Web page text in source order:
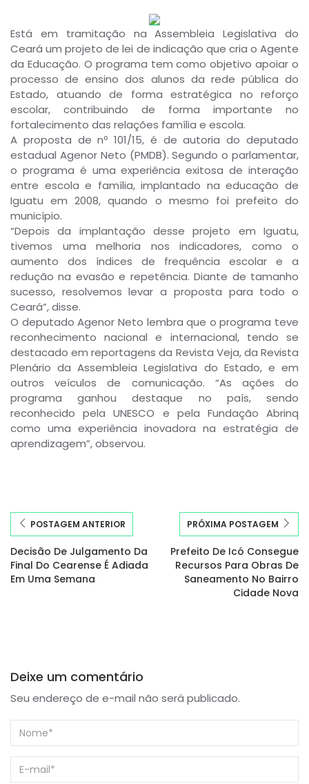
Está em tramitação na Assembleia Legislativa do
Ceará um projeto de lei de indicação que cria o Agente
da Educação. O programa tem como objetivo apoiar o
processo de ensino dos alunos da rede pública do
Estado, atuando de forma estratégica no reforço
escolar, contribuindo de forma importante no
fortalecimento das relações família e escola.
A proposta de nº 101/15, é de autoria do deputado
estadual Agenor Neto (PMDB). Segundo o parlamentar,
o programa é uma experiência exitosa de interação
entre escola e família, implantado na educação de
Iguatu em 2008, quando o mesmo foi prefeito do
município.
“Depois da implantação desse projeto em Iguatu,
tivemos uma melhoria nos indicadores, como o
aumento dos índices de frequência escolar e a
redução na evasão e repetência. Diante de tamanho
sucesso, resolvemos levar a proposta para todo o
Ceará”, disse.
O deputado Agenor Neto lembra que o programa teve
reconhecimento nacional e internacional, tendo se
destacado em reportagens da Revista Veja, da Revista
Plenário da Assembleia Legislativa do Estado, e em
outros veículos de comunicação. “As ações do
programa ganhou destaque no país, sendo
reconhecido pela UNESCO e pela Fundação Abrinq
como uma experiência inovadora na estratégia de
aprendizagem”, observou.
POSTAGEM ANTERIOR
Decisão De Julgamento Da
Final Do Cearense É Adiada
Em Uma Semana
PRÓXIMA POSTAGEM
Prefeito De Icó Consegue
Recursos Para Obras De
Saneamento No Bairro
Cidade Nova
Deixe um comentário
Seu endereço de e-mail não será publicado.